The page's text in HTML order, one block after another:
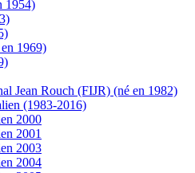
1954)
1969)
Jean Rouch (FIJR) (né en 1982)
(1983-2016)
2000
2001
2003
2004